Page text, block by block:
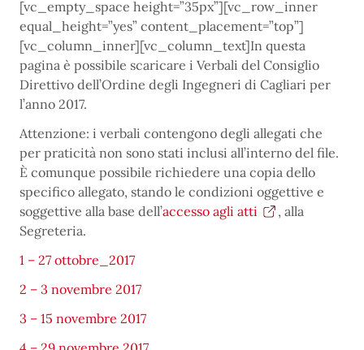
[vc_empty_space height=”35px”][vc_row_inner
equal_height=”yes” content_placement=”top”]
[vc_column_inner][vc_column_text]In questa
pagina è possibile scaricare i Verbali del Consiglio
Direttivo dell’Ordine degli Ingegneri di Cagliari per
l’anno 2017.
Attenzione: i verbali contengono degli allegati che
per praticità non sono stati inclusi all’interno del file.
È comunque possibile richiedere una copia dello
specifico allegato, stando le condizioni oggettive e
soggettive alla base dell’accesso agli atti
, alla
Segreteria.
1 – 27 ottobre_2017
2 – 3 novembre 2017
3 – 15 novembre 2017